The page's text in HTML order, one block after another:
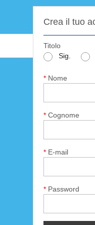
Crea il tuo
Titolo
Sig.
* Nome
* Cognome
* E-mail
* Password